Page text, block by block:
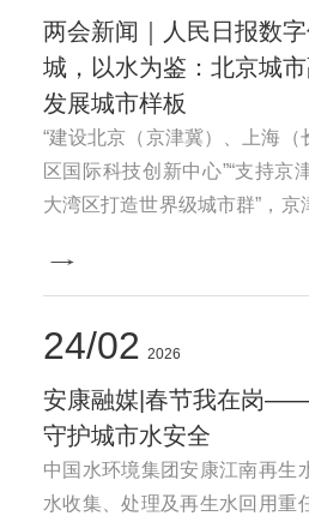
两会新闻｜人民日报数
城，以水为鉴：北京城
发展城市样板
“建设北京（京津冀）、上海
区国际科技创新中心”“支持京
大湾区打造世界级城市群”，
建设十周年，是副中心全面推
24 02 2026
安康融媒|春节我在岗
守护城市水安全
中国水环境集团安康江南再生
水收集、处理及再生水回用重